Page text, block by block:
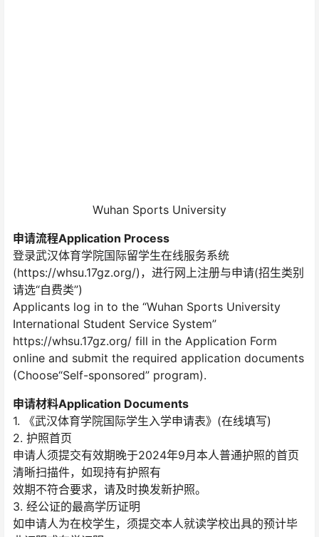
Wuhan Sports University
申请流程Application Process
登录武汉体育学院国际留学生在线服务系统
(https://whsu.17gz.org/)，进行网上注册与申请(招生类别
请选“自费类”)
Applicants log in to the “Wuhan Sports University
International Student Service System”
https://whsu.17gz.org/ fill in the Application Form
online and submit the required application documents
(Choose“Self-sponsored” program).
申请材料Application Documents
1. 《武汉体育学院国际学生入学申请表》(在线填写)
2. 护照首页
申请人须提交有效期晚于2024年9月本人普通护照的首页
清晰扫描件，如现持有护照有
效期不符合要求，请及时换发新护照。
3. 经公证的最高学历证明
如申请人为在校学生，须提交本人就读学校出具的预计毕